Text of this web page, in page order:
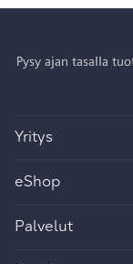
Pysy ajan tasalla
Yritys
eShop
Palvelut